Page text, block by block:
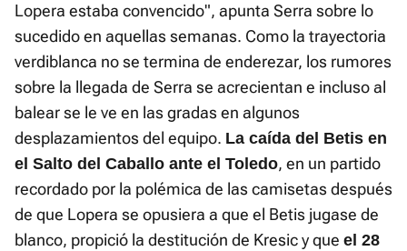
Lopera estaba convencido", apunta Serra sobre lo
sucedido en aquellas semanas. Como la trayectoria
verdiblanca no se termina de enderezar, los rumores
sobre la llegada de Serra se acrecientan e incluso al
balear se le ve en las gradas en algunos
desplazamientos del equipo. La caída del Betis en
el Salto del Caballo ante el Toledo, en un partido
recordado por la polémica de las camisetas después
de que Lopera se opusiera a que el Betis jugase de
blanco, propició la destitución de Kresic y que el 28